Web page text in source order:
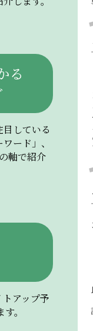
る
している
ード」、
軸で紹介
アップ予
。